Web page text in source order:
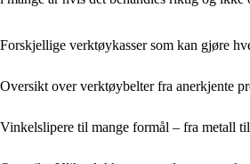
Forskjellige verktøykasser som kan gjøre
Oversikt over verktøybelter fra anerkjente
Vinkelslipere til mange formål – fra metall